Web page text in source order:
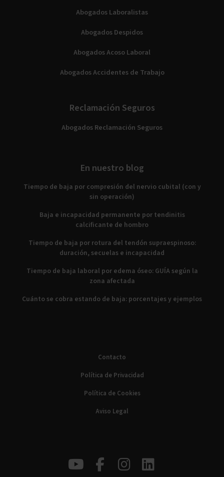
Abogados Laboralistas
Abogados Despidos
Abogados Acoso Laboral
Abogados Accidentes de Trabajo
Reclamación Seguros
Abogados Reclamación Seguros
En nuestro blog
Tiempo de baja por compresión del nervio cubital (con y
sin operación)
Baja e incapacidad permanente por tendinitis
calcificante de hombro
Tiempo de baja por rotura del tendón supraespinoso:
duración, secuelas e incapacidad
Tiempo de baja laboral por edema óseo: GUÍA según la
zona afectada
Cuánto se cobra estando de baja: porcentajes y ejemplos
Contacto
Política de Privacidad
Política de Cookies
Aviso Legal